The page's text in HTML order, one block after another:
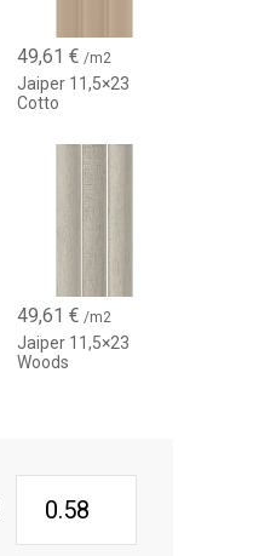
49,61€ /m2
Jaiper 11,5×23
Cotto
49,61€ /m2
Jaiper 11,5×23
Woods